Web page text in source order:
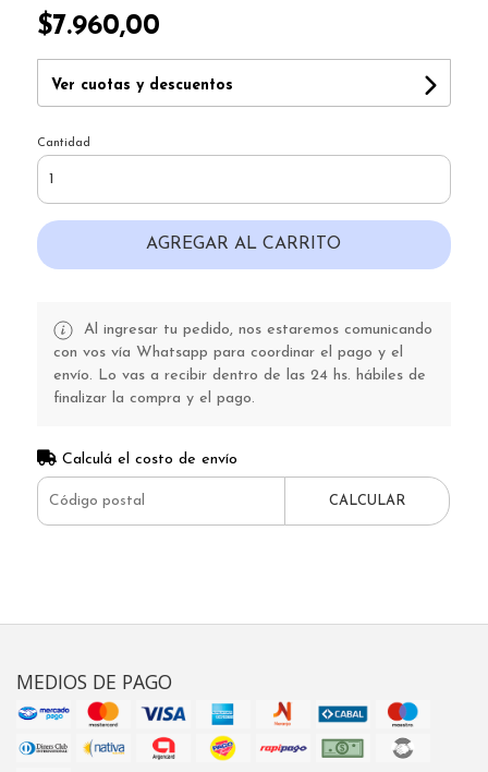
$7.960,00
Ver cuotas y descuentos
Cantidad
AGREGAR AL CARRITO
Al ingresar tu pedido, nos estaremos comunicando
con vos vía Whatsapp para coordinar el pago y el
envío. Lo vas a recibir dentro de las 24 hs. hábiles de
finalizar la compra y el pago.
Calculá el costo de envío
CALCULAR
MEDIOS DE PAGO